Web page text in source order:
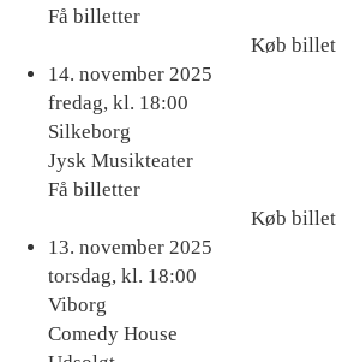
Få billetter
Køb billet
Køb
billet
14. november 2025
fredag, kl. 18:00
Silkeborg
Jysk Musikteater
Få billetter
Køb billet
Køb
billet
13. november 2025
torsdag, kl. 18:00
Viborg
Comedy House